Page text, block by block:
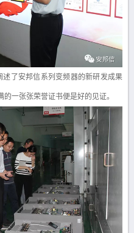
了安邦信系列变频器的新研发成果
一张张荣誉证书便是好的见证。